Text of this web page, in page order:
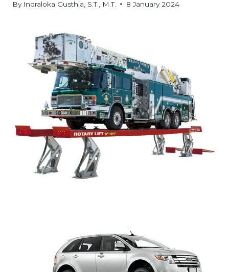
By Indraloka Gusthia, S.T., M.T. 8 January 2024